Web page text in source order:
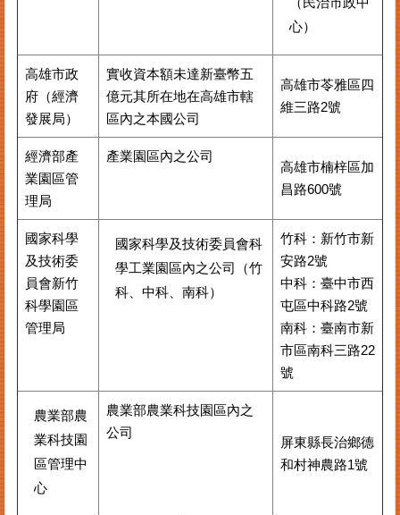
心）
高雄市政
府（經濟
發展局）
實收資本額未達新臺幣五
億元其所在地在高雄市轄
區內之本國公司
高雄市苓雅區四
維三路2號
經濟部產
業園區管
理局
產業園區內之公司
高雄市楠梓區加
昌路600號
國家科學
及技術委
員會新竹
科學園區
管理局
國家科學及技術委員會科
學工業園區內之公司（竹
科、中科、南科）
竹科：新竹市新
安路2號
中科：臺中市西
屯區中科路2號
南科：臺南市新
市區南科三路22
號
農業部農
業科技園
區管理中
心
農業部農業科技園區內之
公司
屏東縣⾧治鄉德
和村神農路1號